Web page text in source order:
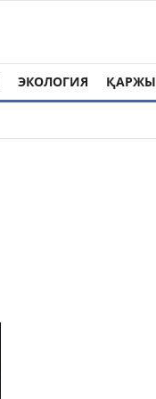
ЭКОЛОГИЯ ҚАРЖЫ